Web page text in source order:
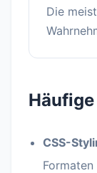
Die
CSS-